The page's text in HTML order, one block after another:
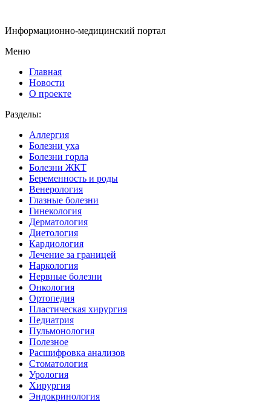
Информационно-медицинский портал
Меню
Главная
Новости
О проекте
Разделы:
Аллергия
Болезни уха
Болезни горла
Болезни ЖКТ
Беременность и роды
Венерология
Глазные болезни
Гинекология
Дерматология
Диетология
Кардиология
Лечение за границей
Наркология
Нервные болезни
Онкология
Ортопедия
Пластическая хирургия
Педиатрия
Пульмонология
Полезное
Расшифровка анализов
Стоматология
Урология
Хирургия
Эндокринология